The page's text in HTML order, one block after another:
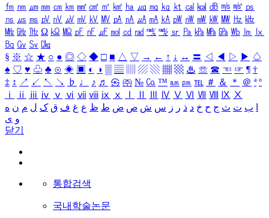
㎙ ㎚ ㎛ ㎜ ㎝ ㎞ ㎟ ㎠ ㎡ ㎢ ㏊ ㎍ ㎎ ㎏ ㏏ ㎈ ㎉ ㏈ ㎧ ㎨ ㎰
㎱ ㎲ ㎳ ㎴ ㎵ ㎶ ㎷ ㎸ ㎹ ㎀ ㎁ ㎂ ㎃ ㎄ ㎺ ㎻ ㎽ ㎾ ㎿ ㎐ ㎑
㎒ ㎓ ㎔ Ω ㏀ ㏁ ㎊ ㎋ ㎌ ㏖ ㏅ ㎭ ㎮ ㎯ ㏛ ㎩ ㎪ ㎫ ㎬ ㏝ ㏐
㏓
㏃ ㏉ ㏜ ㏆
§ ※ ☆ ★ ○ ● ◎ ◇ ◆ □ ■ △ ▽ → ← ↑ ↓ ↔ 〓 ◁ ◀ ▷ ▶ ♤
♠ ♡ ♥ ♧ ♣ ⊙ ◈ ▣ ◐ ◑ ▒ ▤ ▨ ▧ ▦ ▩ ♨ ☏ ☎ ☜ ☞ ¶ †
‡ ↕ ↗ ↙ ↖ ↘ ♭ ♩ ♪ ♬ ㉿ ㈜ № ㏇ ™ ㏂ ㏘ ℡ ＃ ＆ ＊ ＠ ª º
ⅰ
ⅱ ⅲ ⅳ ⅴ ⅵ ⅶ ⅷ ⅸ ⅹ Ⅳ Ⅴ Ⅵ Ⅶ Ⅷ Ⅸ Ⅹ
ب ت ث ج ح خ د ذ ر ز س ش ص ض ط ظ ع غ ف ق ک ل م ن ه
و ی
닫기
통합검색
국내학술논문